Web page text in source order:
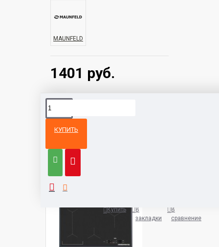
1401 руб.
MAUNFELD
КУПИТЬ
категории
Купить
В
закладки
В
сравнение